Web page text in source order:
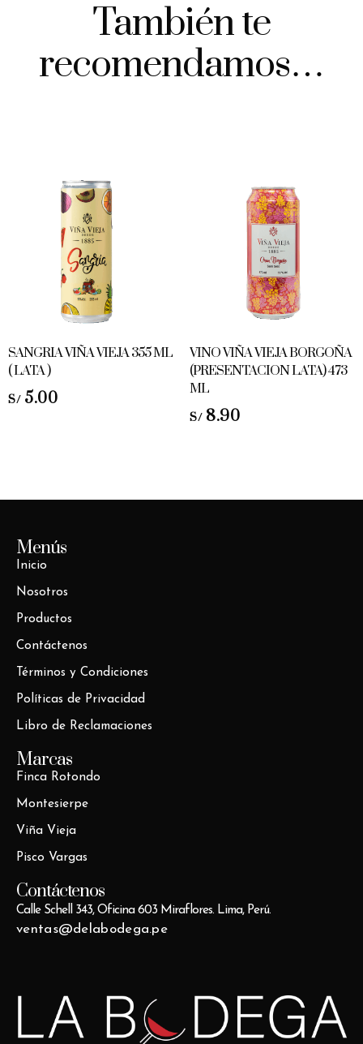
También te
recomendamos…
SANGRIA VIÑA VIEJA 355 ML
( LATA )
S/ 5.00
VINO VIÑA VIEJA BORGOÑA
(PRESENTACION LATA) 473
ML
S/ 8.90
Menús
Inicio
Nosotros
Productos
Contáctenos
Términos y Condiciones
Políticas de Privacidad
Libro de Reclamaciones
Marcas
Finca Rotondo
Montesierpe
Viña Vieja
Pisco Vargas
Contáctenos
Calle Schell 343, Oficina 603 Miraflores. Lima, Perú.
ventas@delabodega.pe